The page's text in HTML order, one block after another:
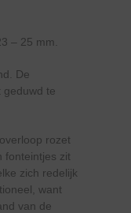
– 25 mm.
De
geduwd te
rozet
fonteintjes zit
zich redelijk
want
van de